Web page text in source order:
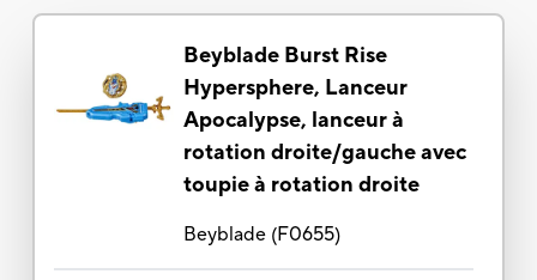
Beyblade Burst Rise
Hypersphere, Lanceur
Apocalypse, lanceur à
rotation droite/gauche avec
toupie à rotation droite
Beyblade(F0655)